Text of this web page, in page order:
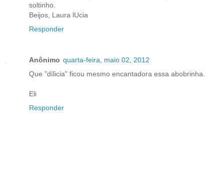
soltinho.
Beijos, Laura lUcia
Responder
Anônimo quarta-feira, maio 02, 2012
Que "dílicia" ficou mesmo encantadora essa abobrinha.
Eli
Responder